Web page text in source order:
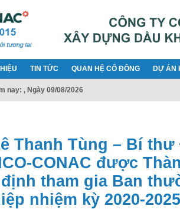
TIN TỨC QUAN HỆ CỔ ĐÔNG DỰ ÁN
nay: , Ngày 09/08/2026
Thanh Tùng – Bí thư
CONAC được
tham gia Ban
nhiệm kỳ 2020-2025